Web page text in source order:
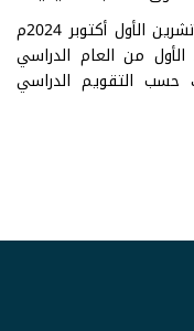
الجدير بالذكر أن يوم السبت الموافق 19 تشرين الأول أكتوبر 2024م
من العام الدراسي
/ 1446هـ، وذلك حسب التقويم الدراسي